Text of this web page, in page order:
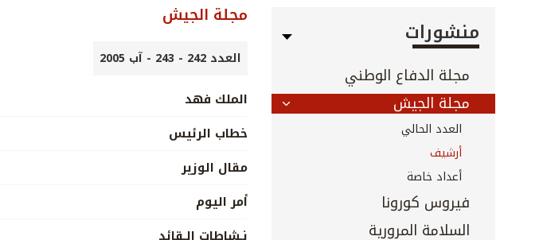
منشورات
مجلة الدفاع الوطني
مجلة الجيش
العدد الحالي
أرشيف
أعداد خاصة
فيروس كورونا
السلامة المرورية
مجلة الجيش
العدد 242 - 243 - آب 2005
الملك فهد
خطاب الرئيس
مقال الوزير
أمر اليوم